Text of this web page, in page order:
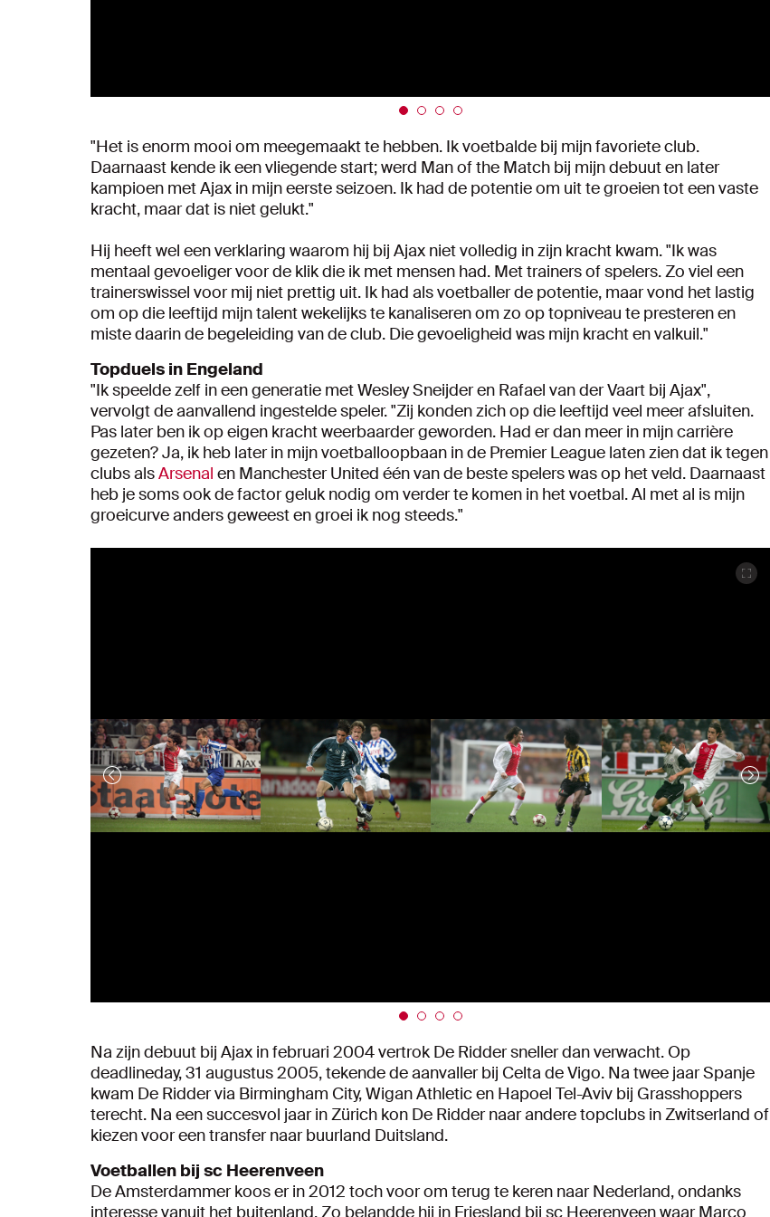
"Het is enorm mooi om meegemaakt te hebben. Ik voetbalde bij mijn favoriete club.
Daarnaast kende ik een vliegende start; werd Man of the Match bij mijn debuut en later
kampioen met Ajax in mijn eerste seizoen. Ik had de potentie om uit te groeien tot een vaste
kracht, maar dat is niet gelukt."
Hij heeft wel een verklaring waarom hij bij Ajax niet volledig in zijn kracht kwam. "Ik was
mentaal gevoeliger voor de klik die ik met mensen had. Met trainers of spelers. Zo viel een
trainerswissel voor mij niet prettig uit. Ik had als voetballer de potentie, maar vond het lastig
om op die leeftijd mijn talent wekelijks te kanaliseren om zo op topniveau te presteren en
miste daarin de begeleiding van de club. Die gevoeligheid was mijn kracht en valkuil."
Topduels in Engeland
"Ik speelde zelf in een generatie met Wesley Sneijder en Rafael van der Vaart bij Ajax",
vervolgt de aanvallend ingestelde speler. "Zij konden zich op die leeftijd veel meer afsluiten.
Pas later ben ik op eigen kracht weerbaarder geworden. Had er dan meer in mijn carrière
gezeten? Ja, ik heb later in mijn voetballoopbaan in de Premier League laten zien dat ik tegen
clubs alsArsenal en Manchester United één van de beste spelers was op het veld. Daarnaast
heb je soms ook de factor geluk nodig om verder te komen in het voetbal. Al met al is mijn
groeicurve anders geweest en groei ik nog steeds."
Na zijn debuut bij Ajax in februari 2004 vertrok De Ridder sneller dan verwacht. Op
deadlineday, 31 augustus 2005, tekende de aanvaller bij Celta de Vigo. Na twee jaar Spanje
kwam De Ridder via Birmingham City, Wigan Athletic en Hapoel Tel-Aviv bij Grasshoppers
terecht. Na een succesvol jaar in Zürich kon De Ridder naar andere topclubs in Zwitserland of
kiezen voor een transfer naar buurland Duitsland.
Voetballen bij sc Heerenveen
De Amsterdammer koos er in 2012 toch voor om terug te keren naar Nederland, ondanks